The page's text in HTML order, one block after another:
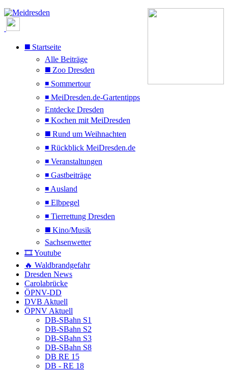
◼️ Startseite
Alle Beiträge
◼️ Zoo Dresden
◾ Sommertour
◾ MeiDresden.de-Gartentipps
Entdecke Dresden
◾ Kochen mit MeiDresden
◼️ Rund um Weihnachten
◾ Rückblick MeiDresden.de
◾ Veranstaltungen
◾ Gastbeiträge
◾ Ausland
◾ Elbpegel
◾ Tierrettung Dresden
◼️ Kino/Musik
Sachsenwetter
🎞️ Youtube
🔥 Waldbrandgefahr
Dresden News
Carolabrücke
ÖPNV-DD
DVB Aktuell
ÖPNV Aktuell
DB-SBahn S1
DB-SBahn S2
DB-SBahn S3
DB-SBahn S8
DB RE 15
DB - RE 18